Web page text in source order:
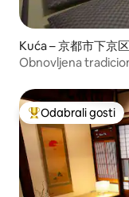
Kuća – 京都市下京区
Obnovljena
obitelji ili 9 ljudi! 10
Među najviše
Odabrali gosti